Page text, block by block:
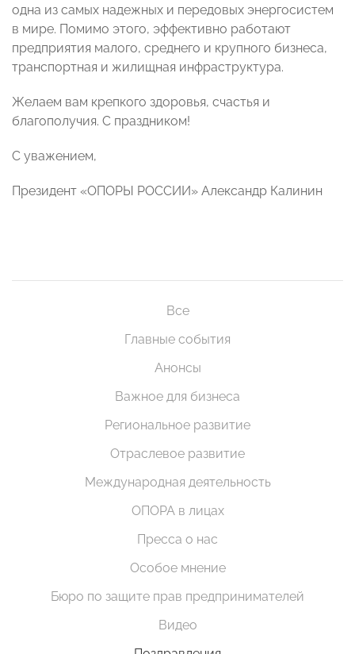
одна из самых надежных и передовых энергосистем
в мире. Помимо этого, эффективно работают
предприятия малого, среднего и крупного бизнеса,
транспортная и жилищная инфраструктура.
Желаем вам крепкого здоровья, счастья и
благополучия. С праздником!
С уважением,
Президент «ОПОРЫ РОССИИ» Александр Калинин
Все
Главные события
Анонсы
Важное для бизнеса
Региональное развитие
Отраслевое развитие
Международная деятельность
ОПОРА в лицах
Пресса о нас
Особое мнение
Бюро по защите прав предпринимателей
Видео